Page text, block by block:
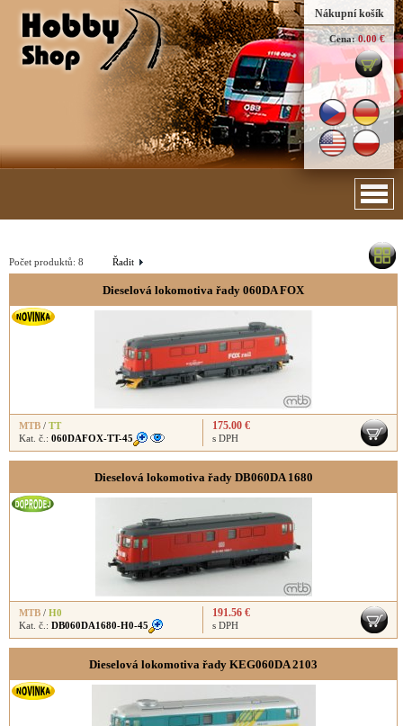
Nákupní košík
Cena: 0.00 €
Řadit
Počet produktů: 8
Dieselová lokomotiva řady 060DA FOX
MTB / TT
Kat. č.: 060DAFOX-TT-45
175.00 €
s DPH
Dieselová lokomotiva řady DB060DA 1680
MTB / H0
Kat. č.: DB060DA1680-H0-45
191.56 €
s DPH
Dieselová lokomotiva řady KEG060DA 2103